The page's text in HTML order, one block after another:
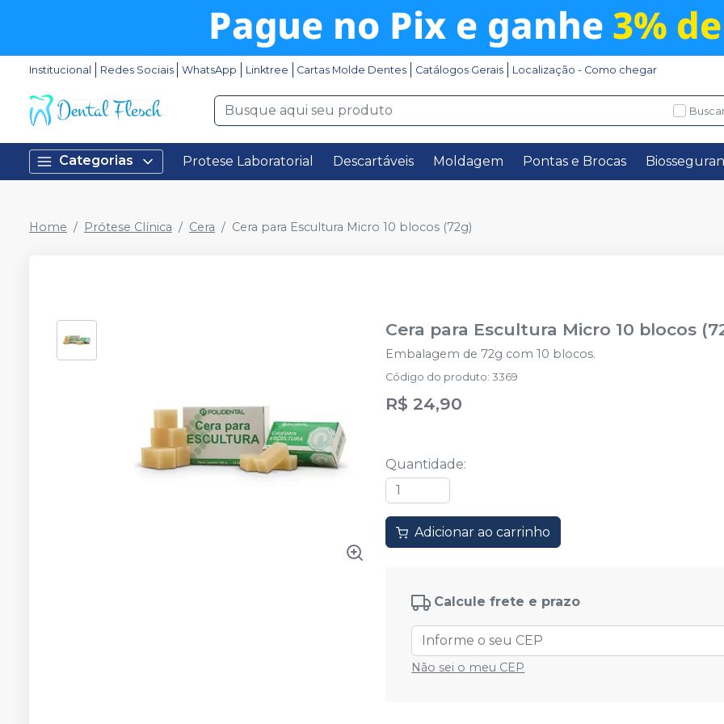
Institucional Redes Sociais WhatsApp Linktree Cartas Molde Dentes Catálogos Gerais Localização - Como chegar
Categorias Protese Laboratorial Descartáveis Moldagem Pontas e Brocas
Home Prótese Clínica Cera Cera para Escultura Micro 10 blocos (72g)
Cera para Escultura Micro 10 blocos
Embalagem de 72g com 10 blocos.
Código do produto:3369
R$ 24,90
Quantidade:
Adicionar ao carrinho
Calcule frete e prazo
Não sei o meu CEP